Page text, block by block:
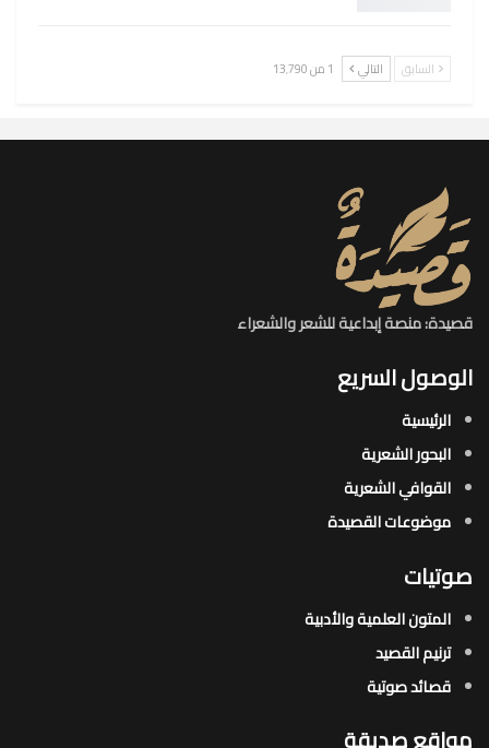
السابق التالي 1 من 13٬790
قصيدة: منصة إبداعية للشعر والشعراء
الوصول السريع
الرئيسية
البحور الشعرية​
القوافي الشعرية​
موضوعات القصيدة​
صوتيات
المتون العلمية والأدبية
ترنيم القصيد
قصائد صوتية